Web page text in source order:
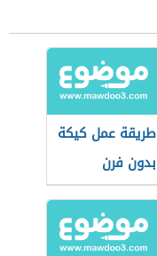
طريقة عمل كيكة
بدون فرن